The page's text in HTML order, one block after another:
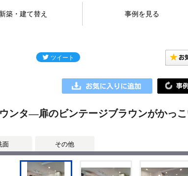
新築・建て替え 事例を見る
ンタ―扉のビンテージブラウンがかっ
面 その他